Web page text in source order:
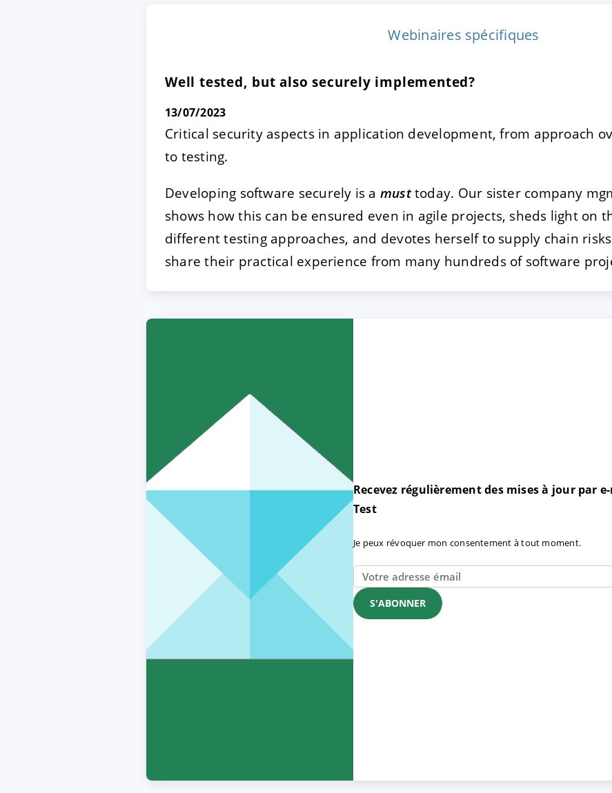
Webinaires spécifiques
Well tested, but also securely implemented?
13/07/2023
Critical security aspects in application development, from approach
to testing.
Developing software securely is a musttoday. Our sister company
shows how this can be ensured even in agile projects, sheds light on
different testing approaches, and devotes herself to supply chain
share their practical experience from many hundreds of software
Recevez régulièrement des mises à jour par
Test
Je peux révoquer mon consentement à tout moment.